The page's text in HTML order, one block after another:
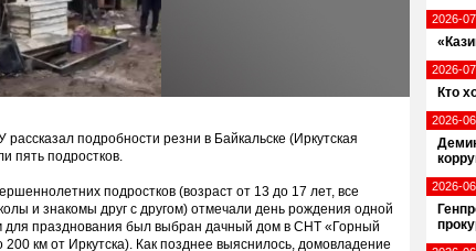
2026-
2026-
Кто
2026-
2026-
подробности резни в Байкальске (Иркутская
пять подростков.
подростков (возраст от 13 до 17 лет, все
и знакомы друг с другом) отмечали день рождения одной
для празднования был выбран дачный дом в СНТ «Горный
км от Иркутска). Как позднее выяснилось, домовладение